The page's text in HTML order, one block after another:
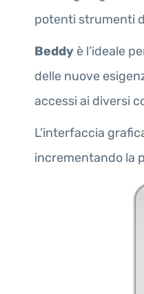
potenti strumenti
Beddy è l’ideale
delle nuove
accessi ai diversi
L’interfaccia
incrementando la